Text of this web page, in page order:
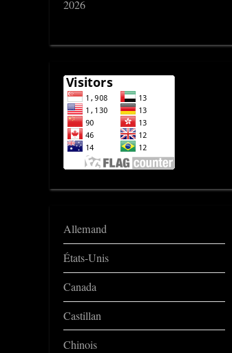
2026
Allemand
États-Unis
Canada
Castillan
Chinois